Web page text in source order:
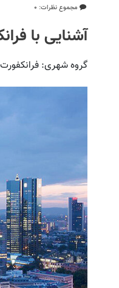
مجموع نظرات: ۰
آشنایی با
گروه شهری:
جمع بازاریابان بیمه سامان
درآمد بالا کسب کنید
تکمیل فرم